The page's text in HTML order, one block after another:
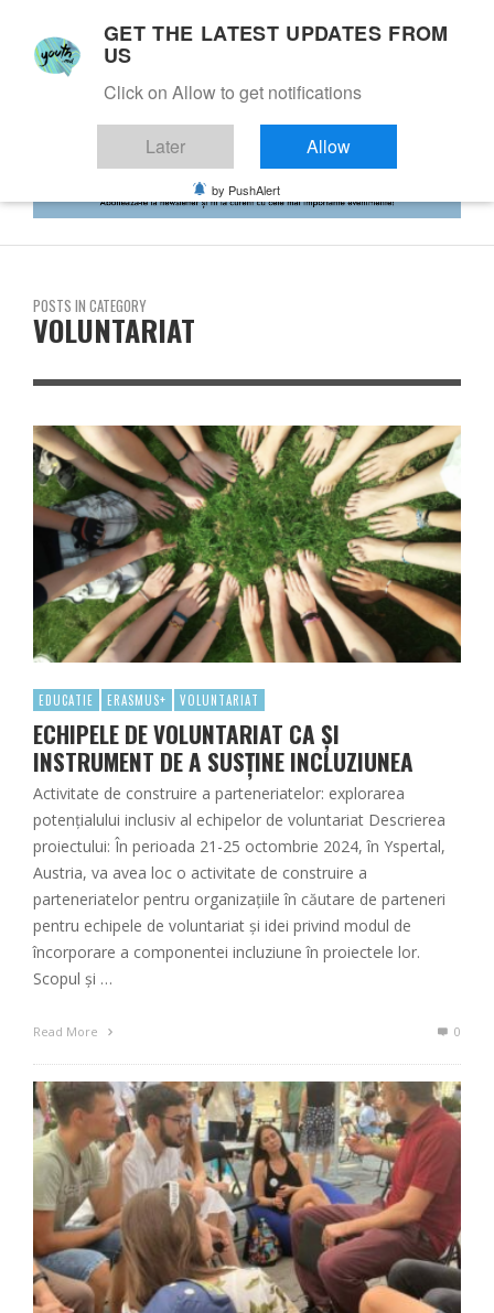
POSTS IN CATEGORY
VOLUNTARIAT
EDUCATIE ERASMUS+ VOLUNTARIAT
ECHIPELE DE VOLUNTARIAT CA ȘI
INSTRUMENT DE A SUSȚINE INCLUZIUNEA
Activitate de construire a parteneriatelor: explorarea
potențialului inclusiv al echipelor de voluntariat Descrierea
proiectului: În perioada 21-25 octombrie 2024, în Yspertal,
Austria, va avea loc o activitate de construire a
parteneriatelor pentru organizațiile în căutare de parteneri
pentru echipele de voluntariat și idei privind modul de
încorporare a componentei incluziune în proiectele lor.
Scopul și …
Read More 0
GET THE LATEST UPDATES FROM
US
Click on Allow to get notifications
Later Allow
by PushAlert